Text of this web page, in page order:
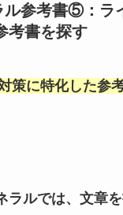
ル参考書⑤：ラ
考書を探す
策に特化した参
ラルでは、文章